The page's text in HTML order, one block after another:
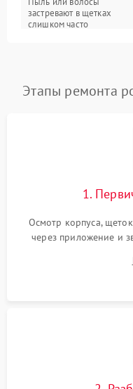
Программные сбои
застревают в щетках
слишком часто
Этапы ремонта
1.
Осмотр корпуса,
через приложение и
аккумулятора и
Оценка работы